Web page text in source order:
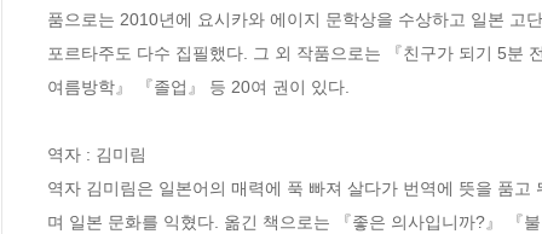
품으로는 2010년에 요시카와 에이지 문학상을 수상하고 일본 고
포르타주도 다수 집필했다. 그 외 작품으로는 『친구가 되기 5분
여름방학』 『졸업』 등 20여 권이 있다.
역자 : 김미림
역자 김미림은 일본어의 매력에 푹 빠져 살다가 번역에 뜻을 품
며 일본 문화를 익혔다. 옮긴 책으로는 『좋은 의사입니까?』 『